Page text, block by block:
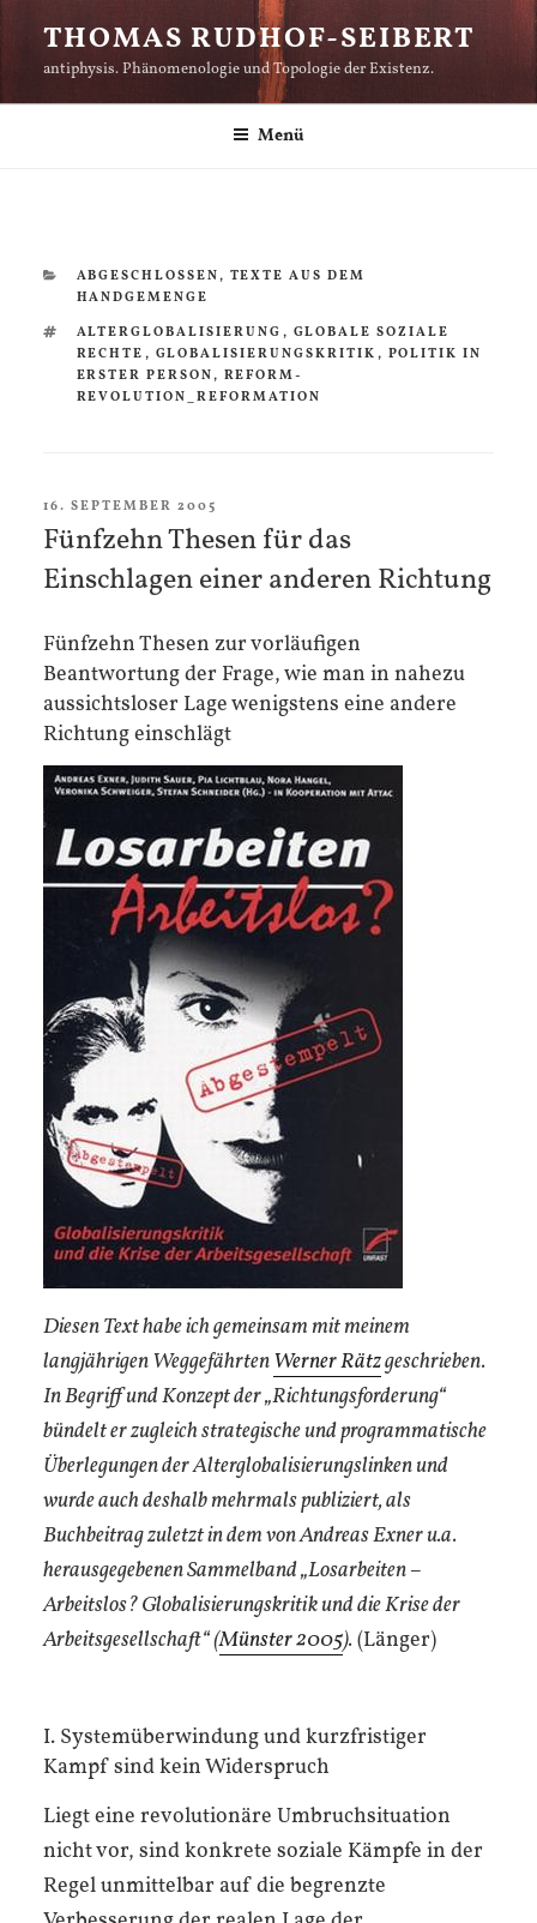
Inhalt
springen
THOMAS RUDHOF-SEIBERT
antiphysis. Phänomenologie und Topologie der Existenz.
Menü
KATEGORIEN
ABGESCHLOSSEN, TEXTE AUS DEM
HANDGEMENGE
SCHLAGWÖRTER
ALTERGLOBALISIERUNG , GLOBALE SOZIALE
RECHTE , GLOBALISIERUNGSKRITIK , POLITIK IN
ERSTER PERSON, REFORM-
REVOLUTION_REFORMATION
VERÖFFENTLICHT
AM
16. SEPTEMBER 2005
Fünfzehn Thesen für das
Einschlagen einer anderen Richtung
Fünfzehn Thesen zur vorläufigen
Beantwortung der Frage, wie man in nahezu
aussichtsloser Lage wenigstens eine andere
Richtung einschlägt
Diesen Text habe ich gemeinsam mit meinem
langjährigen WeggefährtenWerner Rätzgeschrieben.
In Begriff und Konzept der „Richtungsforderung“
bündelt er zugleich strategische und programmatische
Überlegungen der Alterglobalisierungslinken und
wurde auch deshalb mehrmals publiziert, als
Buchbeitrag zuletzt in dem von Andreas Exner u.a.
herausgegebenen Sammelband „Losarbeiten –
Arbeitslos? Globalisierungskritik und die Krise der
Arbeitsgesellschaft“ (Münster 2005). (Länger)
I. Systemüberwindung und kurzfristiger
Kampf sind kein Widerspruch
Liegt eine revolutionäre Umbruchsituation
nicht vor, sind konkrete soziale Kämpfe in der
Regel unmittelbar auf die begrenzte